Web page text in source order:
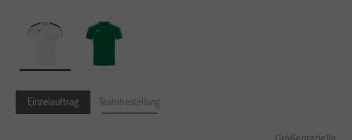
Einzelauftrag Teambestellung